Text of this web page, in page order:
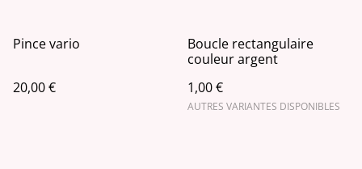
Pince vario
20,00 €
Boucle rectangulaire
couleur argent
1,00 €
AUTRES VARIANTES DISPONIBLES